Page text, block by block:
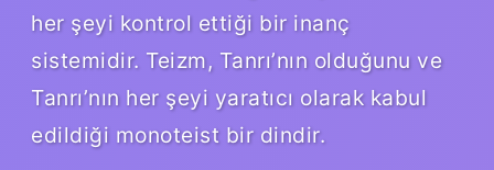
her şeyi kontrol ettiği bir inanç
sistemidir. Teizm, Tanrı’nın olduğunu ve
Tanrı’nın her şeyi yaratıcı olarak kabul
edildiği monoteist bir dindir.